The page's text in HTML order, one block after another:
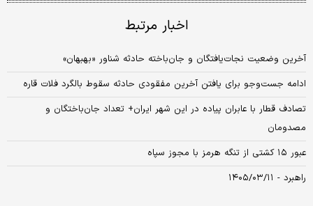
اخبار مرتبط
آخرین وضعیت نجات‌یافتگان و جان‌باخته حادثه شناور «بهبهان»
ادامه جست‌وجو برای یافتن آخرین مفقودی حادثه سقوط بالگرد فلات قاره
تصادف قطار با عابران پیاده در این شهر ایران+ تعداد جان‌باختگان و
مصدومان
عبور ۱۵ کشتی از تنگه هرمز با مجوز سپاه
راهبرد - ۱۴۰۵/۰۳/۱۱